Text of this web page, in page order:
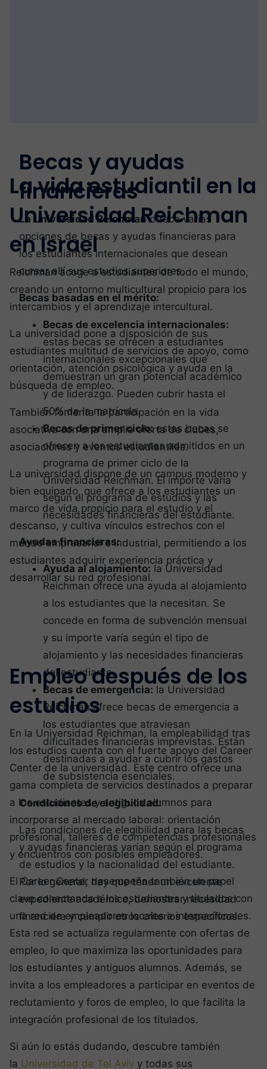
Becas y ayudas
financieras
La Universidad Reichmanofrece varias
opciones de becas y ayudas financieras para
los estudiantes internacionales que desean
cursar allí sus estudios superiores.
Becas basadas en el mérito:
Becas de excelencia internacionales:
estas becas se ofrecen a estudiantes
internacionales excepcionales que
demuestran un gran potencial académico
y de liderazgo. Pueden cubrir hasta el
50% de la matrícula.
Becas de primer ciclo:estas becas se
ofrecen a los estudiantes admitidos en un
programa de primer ciclo de la
Universidad Reichman. El importe varía
según el programa de estudios y las
necesidades financieras del estudiante.
Ayudas financieras:
Ayuda al alojamiento: la Universidad
Reichman ofrece una ayuda al alojamiento
a los estudiantes que la necesitan. Se
concede en forma de subvención mensual
y su importe varía según el tipo de
alojamiento y las necesidades financieras
del estudiante.
Becas de emergencia: la Universidad
Reichman ofrece becas de emergencia a
los estudiantes que atraviesan
dificultades financieras imprevistas. Están
destinadas a ayudar a cubrir los gastos
de subsistencia esenciales.
Condiciones de elegibilidad:
Las condiciones de elegibilidad para las becas
y ayudas financieras varían según el programa
de estudios y la nacionalidad del estudiante.
Por lo general, hay que tener un excelente
expediente académico, demostrar necesidad
financiera y cumplir otros criterios específicos.
La vida estudiantil en la
Universidad Reichman
en Israel
Reichman acoge a estudiantes de todo el mundo,
creando un entorno multicultural propicio para los
intercambios y el aprendizaje intercultural.
La universidad pone a disposición de sus
estudiantes multitud de servicios de apoyo, como
orientación, atención psicológica y ayuda en la
búsqueda de empleo.
También fomenta la participación en la vida
asociativa con una amplia oferta de clubes,
asociaciones y eventos estudiantiles.
La universidad dispone de un campus moderno y
bien equipado, que ofrece a los estudiantes un
marco de vida propicio para el estudio y el
descanso, y cultiva vínculos estrechos con el
mundo empresarial e industrial, permitiendo a los
estudiantes adquirir experiencia práctica y
desarrollar su red profesional.
Empleo después de los
estudios
En la Universidad Reichman, la empleabilidad tras
los estudios cuenta con el fuerte apoyo del Career
Center de la universidad. Este centro ofrece una
gama completa de servicios destinados a preparar
a los estudiantes y antiguos alumnos para
incorporarse al mercado laboral: orientación
profesional, talleres de competencias profesionales
y encuentros con posibles empleadores.
El Career Center desempeña también un papel
clave conectando a los estudiantes y titulados con
una red de empleadores locales e internacionales.
Esta red se actualiza regularmente con ofertas de
empleo, lo que maximiza las oportunidades para
los estudiantes y antiguos alumnos. Además, se
invita a los empleadores a participar en eventos de
reclutamiento y foros de empleo, lo que facilita la
integración profesional de los titulados.
Si aún lo estás dudando, descubre también
la Universidad de Tel Aviv y todas sus